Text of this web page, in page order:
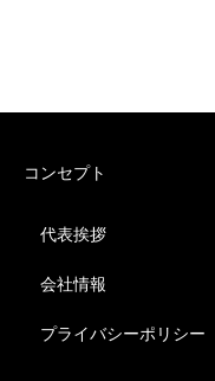
コンセプト
代表挨拶
会社情報
プライバシーポリシー